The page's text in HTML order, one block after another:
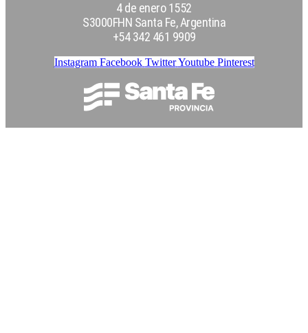
4 de enero 1552
S3000FHN Santa Fe, Argentina
+54 342 461 9909
Instagram Facebook Twitter Youtube Pinterest